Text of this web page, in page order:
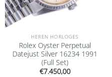
HEREN HORLOGES
Rolex Oyster Perpetual
Datejust Silver 16234 1991
(Full Set)
€7.450,00